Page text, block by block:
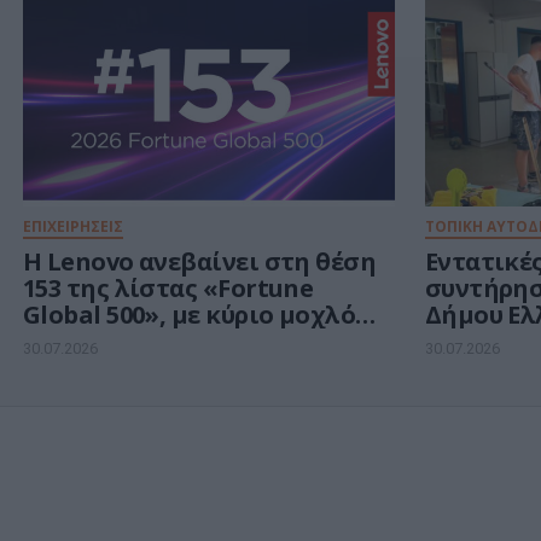
ΕΠΙΧΕΙΡΗΣΕΙΣ
Η Lenovo ανεβαίνει στη θέση
153 της λίστας «Fortune
Global 500», με κύριο μοχλό
ανάπτυξης την Τεχνητή
30.07.2026
ΤΟΠΙΚΗ
Δήμου
30.07.2026